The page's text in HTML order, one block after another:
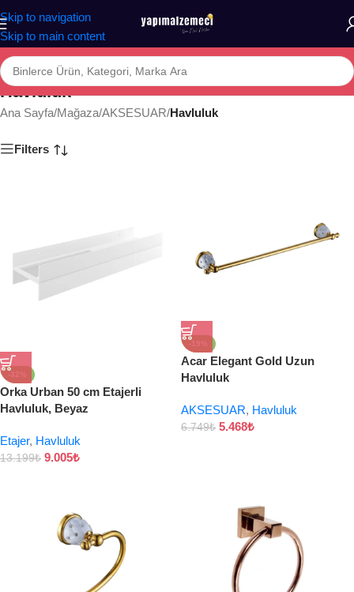
Skip to navigation
Skip to main content
Havluluk
Ana Sayfa/Mağaza/AKSESUAR/Havluluk
Filters
-32%
Orka Urban 50 cm Etajerli
Havluluk, Beyaz
Etajer, Havluluk
13.199₺ 9.005₺
-19%
Acar Elegant Gold Uzun
Havluluk
AKSESUAR, Havluluk
6.749₺ 5.468₺